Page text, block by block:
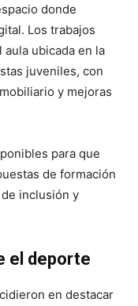
donde
Los trabajos
ubicada en la
juveniles, con
y mejoras
para que
de formación
inclusión y
el deporte
en destacar